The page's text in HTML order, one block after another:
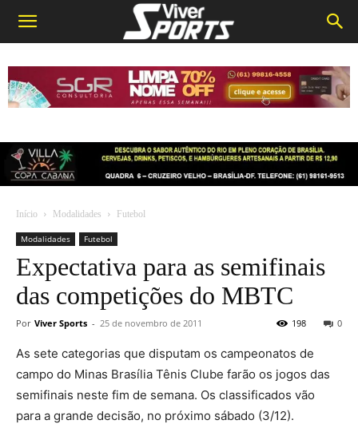
Início Modalidades Futebol
Modalidades Futebol
Expectativa para as semifinais
das competições do MBTC
Por Viver Sports - 25 de novembro de 2011 0
198
As sete categorias que disputam os campeonatos de
campo do Minas Brasília Tênis Clube farão os jogos das
semifinais neste fim de semana. Os classificados vão
para a grande decisão, no próximo sábado (3/12).